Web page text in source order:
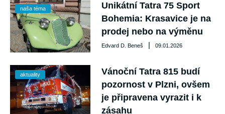
naša téma
Unikátní Tatra 75 Sport
Bohemia: Krasavice je na
prodej nebo na výměnu
Edvard D. Beneš | 09.01.2026
aktuality
Vánoční Tatra 815 budí
pozornost v Plzni, ovšem
je připravena vyrazit i k
zásahu